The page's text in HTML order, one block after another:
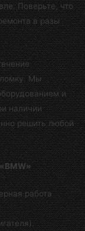
Поверьте, что
в разы
Мы
и
наличии
решить любой
работа